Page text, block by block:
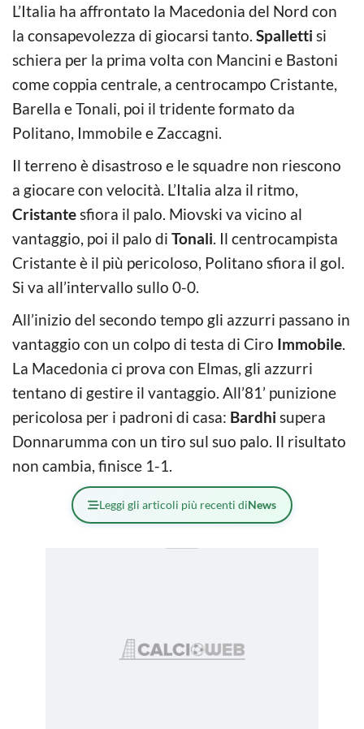
L’Italia ha affrontato la Macedonia del Nord con
la consapevolezza di giocarsi tanto. Spalletti si
schiera per la prima volta con Mancini e Bastoni
come coppia centrale, a centrocampo Cristante,
Barella e Tonali, poi il tridente formato da
Politano, Immobile e Zaccagni.
Il terreno è disastroso e le squadre non riescono
a giocare con velocità. L’Italia alza il ritmo,
Cristantesfiora il palo. Miovski va vicino al
vantaggio, poi il palo di Tonali. Il centrocampista
Cristante è il più pericoloso, Politano sfiora il gol.
Si va all’intervallo sullo 0-0.
All’inizio del secondo tempo gli azzurri passano in
vantaggio con un colpo di testa di Ciro Immobile.
La Macedonia ci prova con Elmas, gli azzurri
tentano di gestire il vantaggio. All’81’ punizione
pericolosa per i padroni di casa: Bardhi supera
Donnarumma con un tiro sul suo palo. Il risultato
non cambia, finisce 1-1.
Leggi gli articoli più recenti diNews